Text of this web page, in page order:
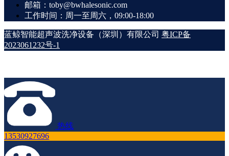
邮箱：toby@bwhalesonic.com
工作时间：周一至周六，09:00-18:00
蓝鲸智能超声波洗净设备（深圳）有限公司 粤ICP备
2023061232号-1
热线
13530927696